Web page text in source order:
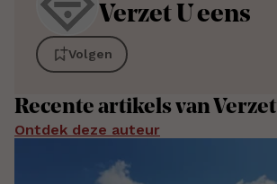
Verzet U eens
Volgen
Recente artikels van Verzet
Ontdek deze auteur